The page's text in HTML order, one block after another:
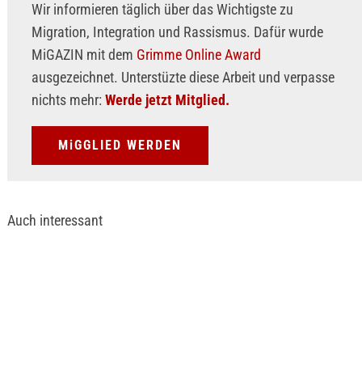
Wir informieren täglich über das Wichtigste zu
Migration, Integration und Rassismus. Dafür wurde
MiGAZIN mit dem Grimme Online Award
ausgezeichnet. Unterstüzte diese Arbeit und verpasse
nichts mehr: Werde jetzt Mitglied.
MiGGLIED WERDEN
Auch interessant